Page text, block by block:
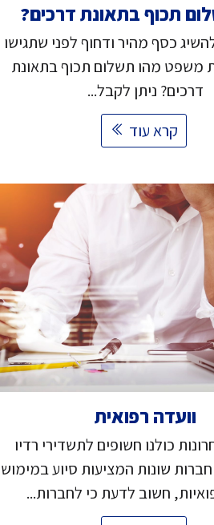
תכוף בתאונת דרכים?
כסף מהיר ודחוף לפני שתגישו
משפט מהו תשלום תכוף בתאונת
דרכים? ניתן לקבל...
קרא עוד
וועדה רפואית
כולנו חשופים לתשדירי רדיו
חברות שונות המציעות סיוע במימוש
חשוב לדעת כי לחברות...